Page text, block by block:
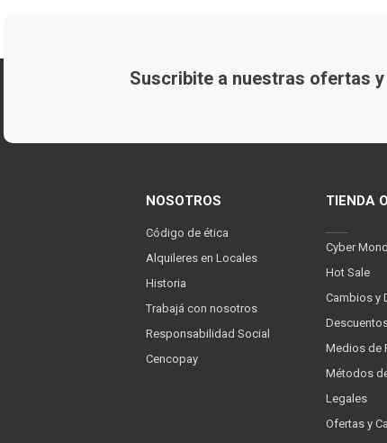
Suscribite a nuestras ofertas
NOSOTROS
Código de ética
Alquileres en Locales
Historia
Trabajá con nosotros
Responsabilidad Social
Cencopay
TIENDA
Cyber
Hot Sale
Cambios y
Medios de
Métodos
Legales
Ofertas y